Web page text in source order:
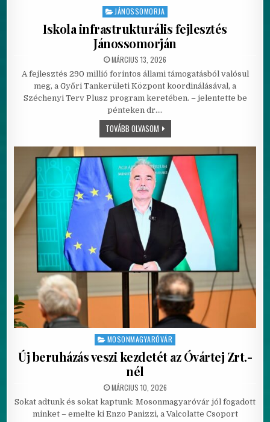
Posted in
JÁNOSSOMORJA
Iskola infrastrukturális fejlesztés
Jánossomorján
PUBLISHED DATE:
MÁRCIUS 13, 2026
A fejlesztés 290 millió forintos állami támogatásból valósul
meg, a Győri Tankerületi Központ koordinálásával, a
Széchenyi Terv Plusz program keretében. – jelentette be
pénteken dr….
TOVÁBB OLVASOMISKOLA INFRASTRUKTURÁLIS
Posted in
MOSONMAGYARÓVÁR
Új beruházás veszi kezdetét az Óvártej Zrt.-
nél
PUBLISHED DATE:
MÁRCIUS 10, 2026
Sokat adtunk és sokat kaptunk: Mosonmagyaróvár jól fogadott
minket – emelte ki Enzo Panizzi, a Valcolatte Csoport